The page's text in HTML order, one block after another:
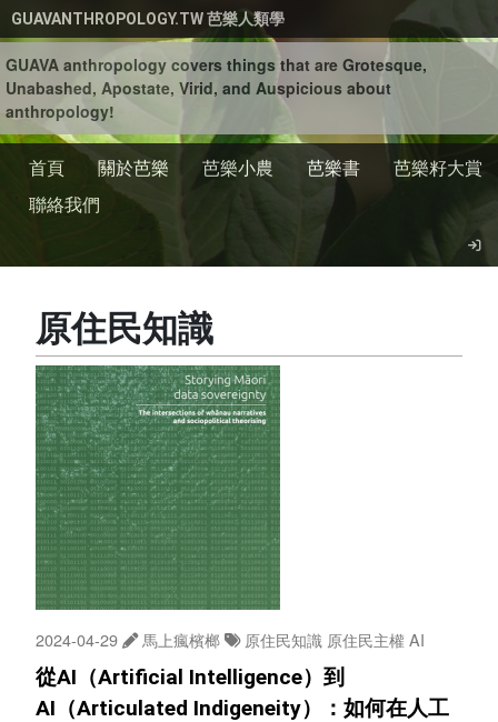
移至主內容
GUAVANTHROPOLOGY.TW 芭樂人類學
GUAVA anthropology covers things that are Grotesque,
Unabashed, Apostate, Virid, and Auspicious about
anthropology!
首頁 關於芭樂 芭樂小農 芭樂書
芭樂籽大賞
聯絡我們
原住民知識
2024-04-29 馬上瘋檳榔 原住民知識 原住民主權 AI
從AI（Artificial Intelligence）到
AI（Articulated Indigeneity）：如何在人工